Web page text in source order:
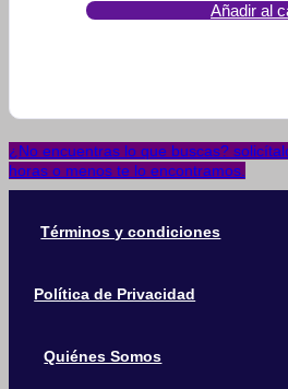
Añadir al
¿No encuentras lo que buscas?
horas o menos te lo encontramos.
Términos y condiciones
Política de Privacidad
Quiénes Somos